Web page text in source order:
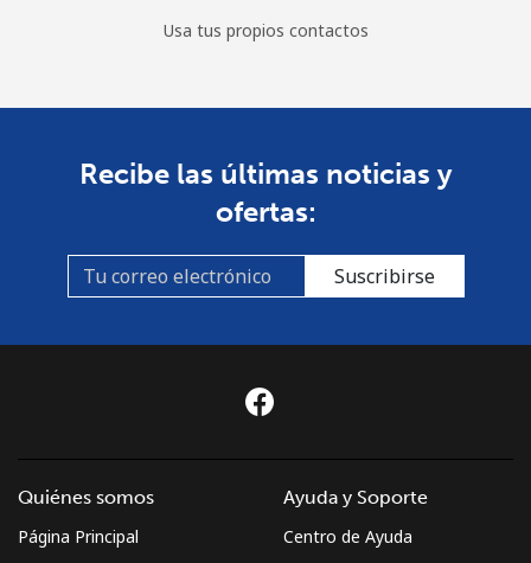
Usa tus propios contactos
Recibe las últimas noticias y
ofertas:
Suscribirse
Quiénes somos
Página Principal
Ayuda y Soporte
Centro de Ayuda